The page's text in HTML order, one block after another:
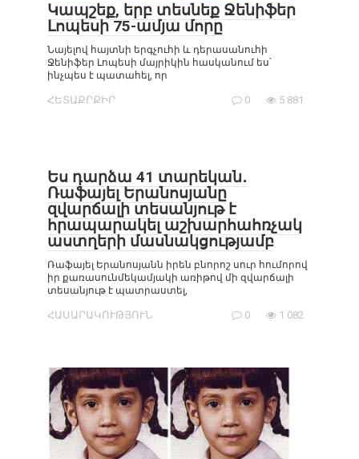
Կապշեք, երբ տեսնեք Ջենիֆեր
Լոպեսի 75-ամյա մորը
Նայելով հայտնի երգչուհի և դերասանուհի
Ջենիֆեր Լոպեսի մայրիկին հասկանում ես՝
ինչպես է պատահել, որ
ՀԵՏԱՔՐՔԻՐ 0 5 881
Ես դարձա 41 տարեկան․
Ռաֆայել Երանոսյանը
զվարճալի տեսանյութ է
հրապարակել աշխարհահռչակ
աստղերի մասնակցությամբ
Ռաֆայել Երանոսյանն իրեն բնորոշ սուր հումորով
իր քառասունմեկամյակի առիթով մի զվարճալի
տեսանյութ է պատրաստել,
ՀԱՍԱՐԱԿՈՒԹՅՈՒՆ 0 1 082